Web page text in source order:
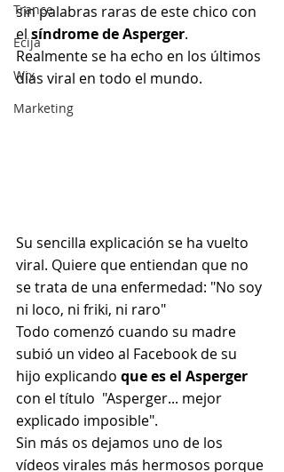
Trance
Ecija
Wix
Marketing
sin palabras raras de este chico con
el síndrome de Asperger.
Realmente se ha echo en los últimos
días viral en todo el mundo.
Su sencilla explicación se ha vuelto
viral. Quiere que entiendan que no
se trata de una enfermedad: "No soy
ni loco, ni friki, ni raro"
Todo comenzó cuando su madre
subió un video al Facebook de su
hijo explicando que es el Asperger
con el título  "Asperger... mejor
explicado imposible".
Sin más os dejamos uno de los
vídeos virales más hermosos porque